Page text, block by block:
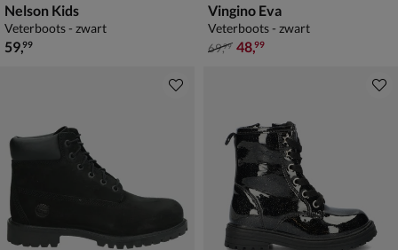
Nelson Kids
Veterboots - zwart
€ 59,99
59,99
Vingino Eva
Veterboots - zwart
van € 69,99 voor € 48,99
69,99 48,99